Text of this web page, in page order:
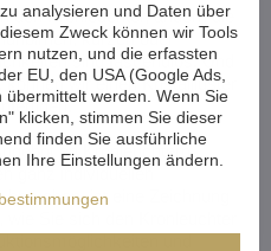
den Kronleuchter, ändern die
kürzen oder
sind fast endlos. Und
wir einen Kristalllüster
an Kronleuchtern
ganz individuellen
ist eine Zeichnung
analysieren und Daten über
Zweck können wir Tools
nutzen, und die erfassten
EU, den USA (Google Ads,
werden. Wenn Sie
klicken, stimmen Sie dieser
finden Sie ausführliche
Ihre Einstellungen ändern.